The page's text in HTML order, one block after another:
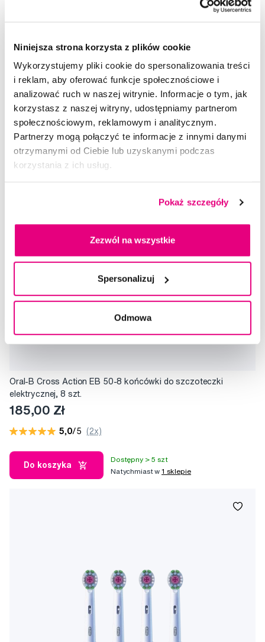
Niniejsza strona korzysta z plików cookie
Wykorzystujemy pliki cookie do spersonalizowania treści
i reklam, aby oferować funkcje społecznościowe i
analizować ruch w naszej witrynie. Informacje o tym, jak
korzystasz z naszej witryny, udostępniamy partnerom
społecznościowym, reklamowym i analitycznym.
Partnerzy mogą połączyć te informacje z innymi danymi
otrzymanymi od Ciebie lub uzyskanymi podczas
korzystania z ich usług.
Pokaż szczegóły
Zezwól na wszystkie
Spersonalizuj
Odmowa
99,00 Zł
5,0/5 (8x)
Dostępny 5 szt
Natychmiast w1 sklepie
Oral-B Cross Action EB 50-8 końcówki do szczoteczki
elektrycznej, 8 szt.
185,00 Zł
5,0/5 (2x)
Do koszyka
Dostępny > 5 szt
Natychmiast w1 sklepie